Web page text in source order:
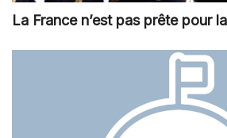
La France n’est pas prête pour